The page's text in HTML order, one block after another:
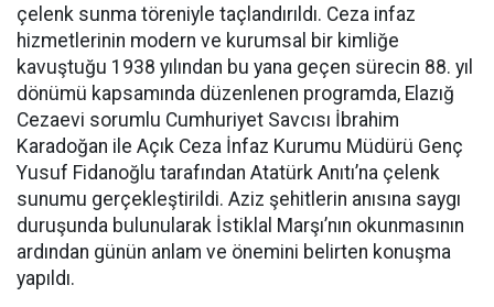
çelenk sunma töreniyle taçlandırıldı. Ceza infaz
hizmetlerinin modern ve kurumsal bir kimliğe
kavuştuğu 1938 yılından bu yana geçen sürecin 88. yıl
dönümü kapsamında düzenlenen programda, Elazığ
Cezaevi sorumlu Cumhuriyet Savcısı İbrahim
Karadoğan ile Açık Ceza İnfaz Kurumu Müdürü Genç
Yusuf Fidanoğlu tarafından Atatürk Anıtı’na çelenk
sunumu gerçekleştirildi. Aziz şehitlerin anısına saygı
duruşunda bulunularak İstiklal Marşı’nın okunmasının
ardından günün anlam ve önemini belirten konuşma
yapıldı.